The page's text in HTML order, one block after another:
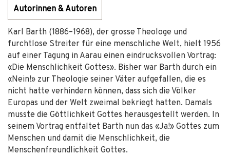
Autorinnen & Autoren
Karl Barth (1886–1968), der grosse Theologe und
furchtlose Streiter für eine menschliche Welt, hielt 1956
auf einer Tagung in Aarau einen eindrucksvollen Vortrag:
«Die Menschlichkeit Gottes». Bisher war Barth durch ein
«Nein!» zur Theologie seiner Väter aufgefallen, die es
nicht hatte verhindern können, dass sich die Völker
Europas und der Welt zweimal bekriegt hatten. Damals
musste die Göttlichkeit Gottes herausgestellt werden. In
seinem Vortrag entfaltet Barth nun das «Ja!» Gottes zum
Menschen und damit die Menschlichkeit, die
Menschenfreundlichkeit Gottes.